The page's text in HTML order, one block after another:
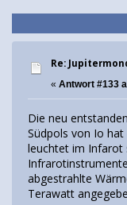
Re:
« Antwort #133
Die neu
Südpols von Io
leuchtet im Infarot
abgestrahlte
Terawatt